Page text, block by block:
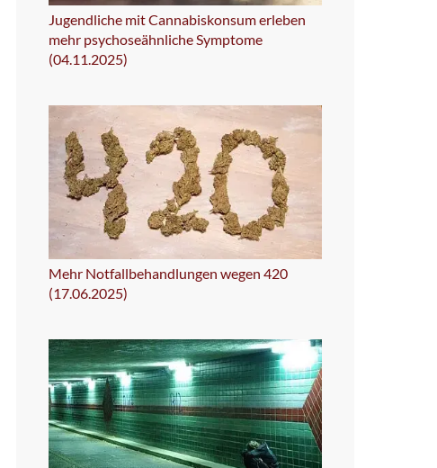
Jugendliche mit Cannabiskonsum erleben
mehr psychoseähnliche Symptome
(04.11.2025)
Mehr Notfallbehandlungen wegen 420
(17.06.2025)